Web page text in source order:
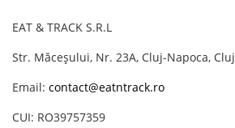
EAT & TRACK S.R.L
Str. Măceșului, Nr. 23A, Cluj-Napoca, Cluj
Email: contact@eatntrack.ro
CUI: RO39757359